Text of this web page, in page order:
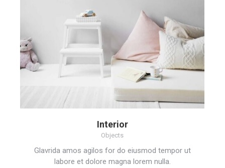
Interior
Objects
Glavrida amos agilos for do eiusmod tempor ut
labore et dolore magna lorem nulla.